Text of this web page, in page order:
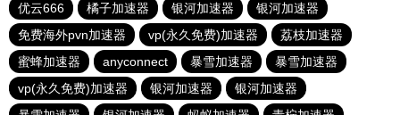
优云666
橘子加速器 银河加速器
银河加速器
免费海外pvn加速器
vp(永久免费)加速器
荔枝加速器
蜜蜂加速器
anyconnect 暴雪加速器
暴雪加速器
vp(永久免费)加速器
银河加速器
银河加速器